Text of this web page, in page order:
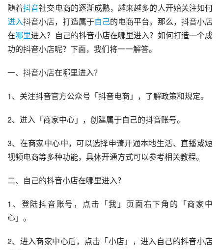
随着抖音社交电商的逐渐成熟，越来越多的人开始关注如何
进入抖音小店，打造属于自己的电商平台。那么，抖音小店
在哪里进入？自己的抖音小店在哪里进入？如何打造一个成
功的抖音小店呢？下面，我们将一一解答。
一、抖音小店在哪里进入？
1、关注抖音官方公众号「抖音电商」，了解政策和规定。
2、进入「商家中心」，创建属于自己的抖音账号。
3、在商家中心中，可以选择申请开通本地生活、直播或短
视频电商等多种功能，具体开通方式可以参考相关教程。
二、自己的抖音小店在哪里进入？
1、登陆抖音账号，点击「我」页面右下角的「商家中
心」。
2、进入商家中心后，点击「小店」，进入自己的抖音小店